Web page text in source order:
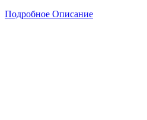
Подробное Описание